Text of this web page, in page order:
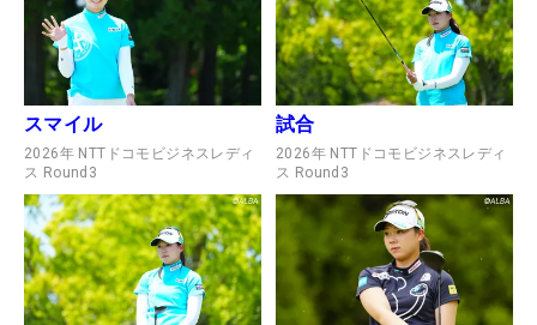
スマイル
2026年 NTTドコモビジネスレディ
ス Round3
試合
2026年 NTTドコモビジネスレディ
ス Round3